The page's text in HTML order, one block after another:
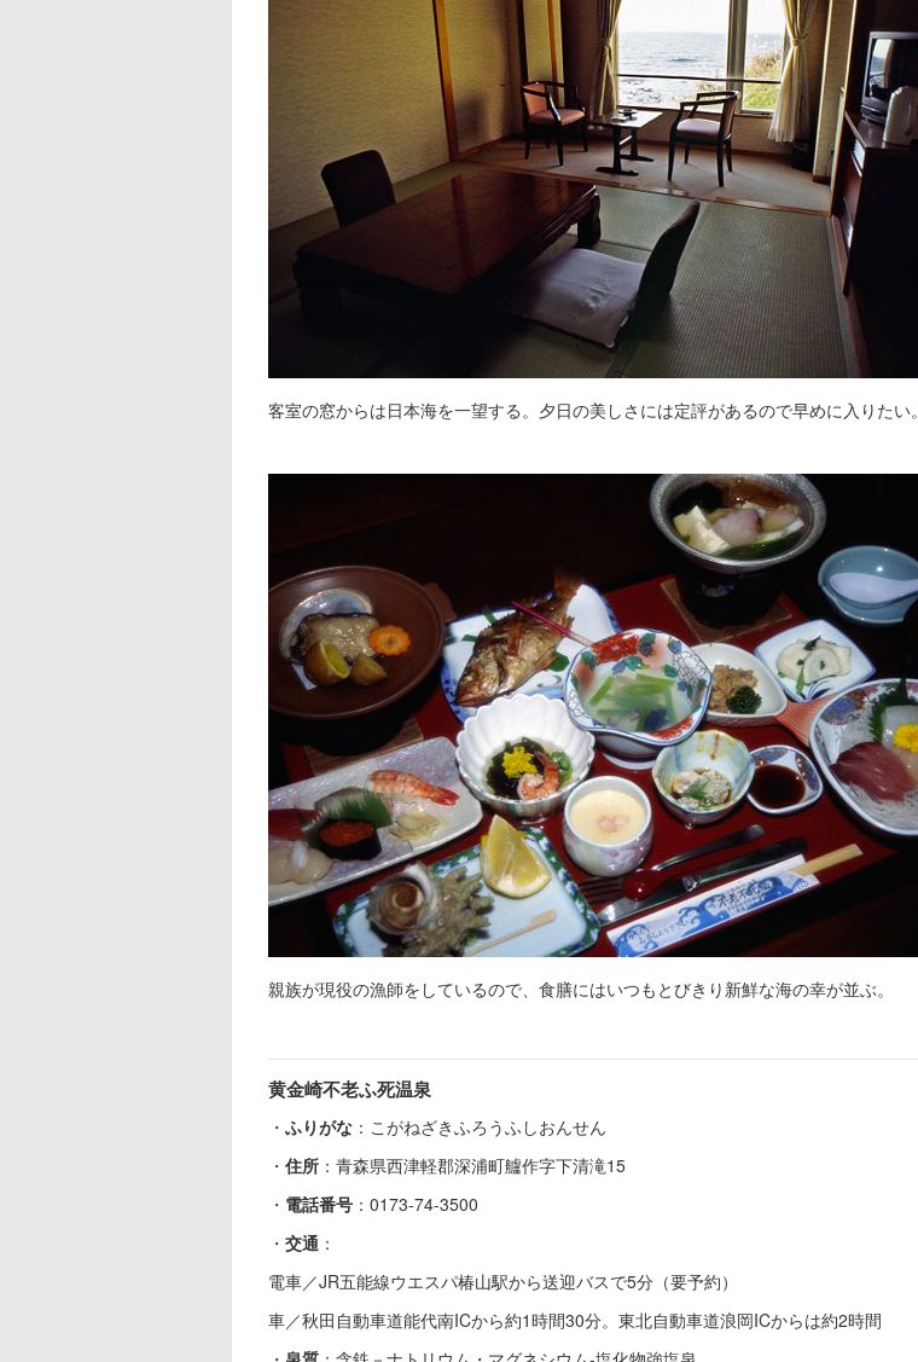
客室の窓からは日本海を一望する。夕日の美しさには定評があるので早めに入りたい。
親族が現役の漁師をしているので、食膳にはいつもとびきり新鮮な海の幸が並ぶ。
黄金崎不老ふ死温泉
・ ふりがな ：こがねざきふろうふしおんせん
・ 住所 ：青森県西津軽郡深浦町艫作字下清滝15
・ 電話番号 ：0173-74-3500
・ 交通 ：
電車／JR五能線ウエスパ椿山駅から送迎バスで5分（要予約）
車／秋田自動車道能代南ICから約1時間30分。東北自動車道浪岡ICからは約2時間